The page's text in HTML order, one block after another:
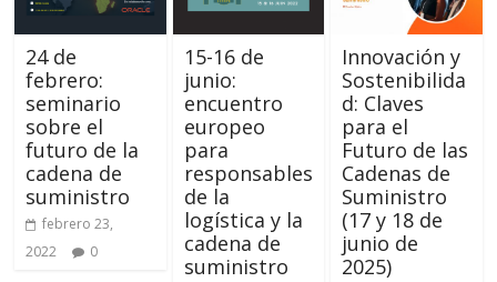
24 de
febrero:
seminario
sobre el
futuro de la
cadena de
suministro
febrero 23,
2022
0
15-16 de
junio:
encuentro
europeo
para
responsables
de la
logística y la
cadena de
suministro
Innovación y
Sostenibilida
d: Claves
para el
Futuro de las
Cadenas de
Suministro
(17 y 18 de
junio de
2025)